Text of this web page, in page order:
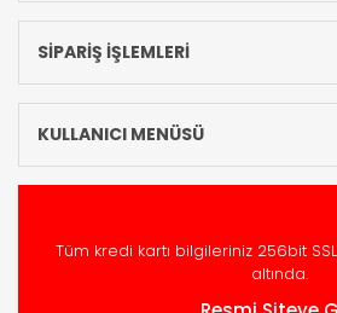
SİPARİŞ İŞLEMLERİ
KULLANICI MENÜSÜ
Tüm kredi kartı bilgileriniz 256bit
altında.